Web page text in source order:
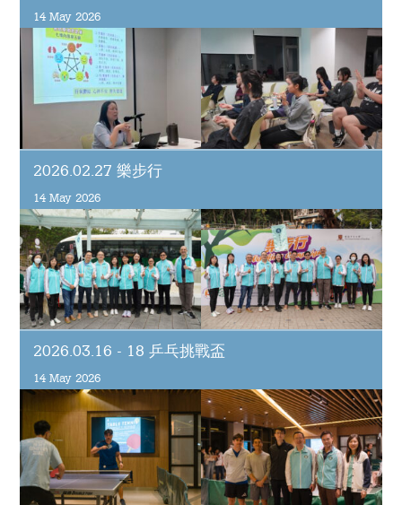
伍宜孫書院的標誌性設施 - 創意實驗室
House of Sunny Living – 獨特的書院項目!
全面的獎助學金計劃
獨特的國際視野機會
多元化的書院生活
特色的書院通識課程
完善的書院設施
宿舍生活
概覽及統計
影片及刊物
重要日子
14 May 2026
2026.02.27 樂步行
14 May 2026
2026.03.16 - 18 乒乓挑戰盃
14 May 2026